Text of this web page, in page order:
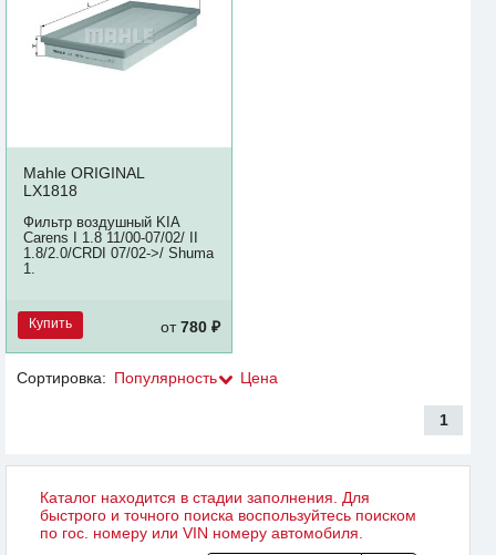
Mahle ORIGINAL
LX1818
Фильтр воздушный KIA
Carens I 1.8 11/00-07/02/ II
1.8/2.0/CRDI 07/02->/ Shuma
1.
Купить от780 ₽
Сортировка: Популярность Цена
1
Каталог находится в стадии заполнения. Для
быстрого и точного поиска воспользуйтесь поиском
по гос. номеру или VIN номеру автомобиля.